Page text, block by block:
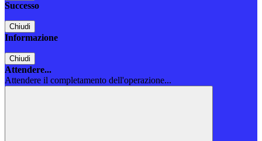
Successo
Chiudi
Informazione
Chiudi
Attendere...
Attendere il completamento dell'operazione...